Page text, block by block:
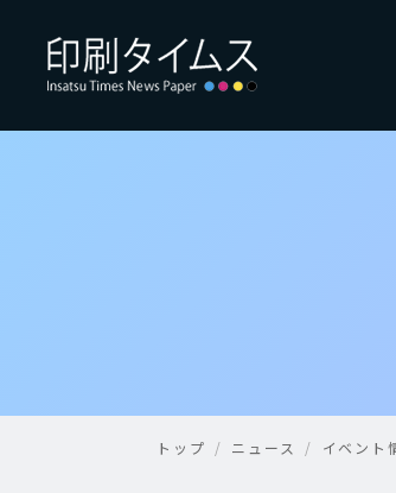
トップ ニュース イベント